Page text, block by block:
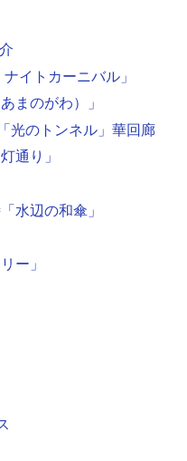
イトカーニバル」
まのがわ）」
のトンネル」華回廊
通り」
辺の和傘」
ー」